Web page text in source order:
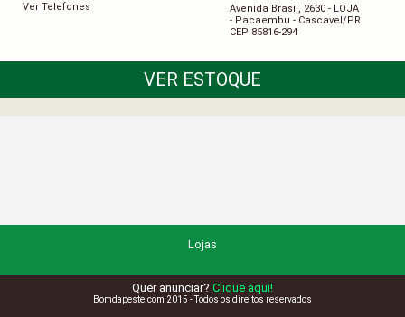
Ver Telefones
Avenida Brasil, 2630 - LOJA
- Pacaembu - Cascavel/PR
CEP 85816-294
VER ESTOQUE
Lojas
Quer anunciar? Clique aqui!
Bomdapeste.com 2015 - Todos os direitos reservados